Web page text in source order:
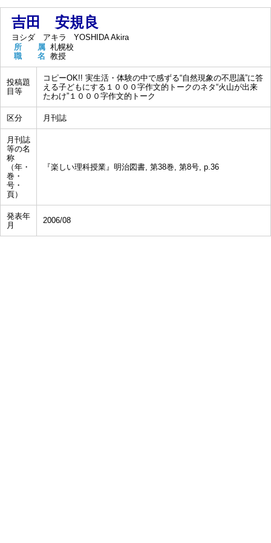
吉田 安規良
ヨシダ アキラ
YOSHIDA Akira
所 属 札幌校
職 名 教授
投稿題
目等
コピーOK!! 実生活・体験の中で感ずる“自然現象の不思議”に答
える子どもにする１０００字作文的トークのネタ“火山が出来
たわけ”１０００字作文的トーク
区分 月刊誌
月刊誌
等の名
称
（年・
巻・
号・
頁）
『楽しい理科授業』明治図書, 第38巻, 第8号, p.36
発表年
月
2006/08